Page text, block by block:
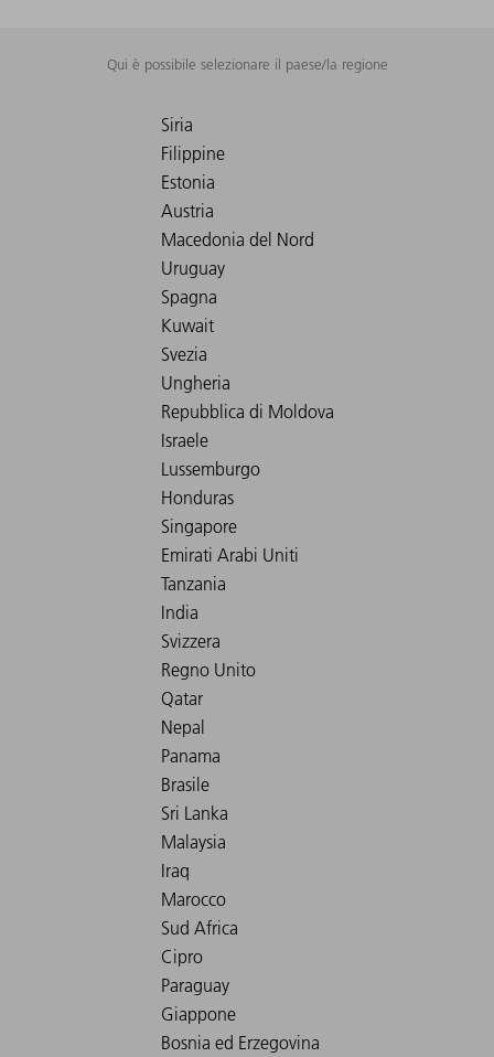
Qui è possibile selezionare il paese/la regione